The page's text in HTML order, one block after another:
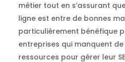
métier tout en s’assurant
ligne est entre de bonnes
particulièrement bénéfique
entreprises qui manquent
ressources pour gérer leur